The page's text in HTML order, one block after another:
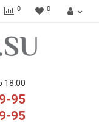
0 0
18:00
95
95